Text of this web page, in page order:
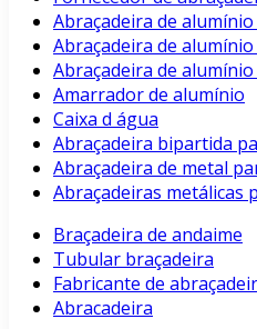
Abraçadeira de
Abraçadeira de
Abraçadeira de
Amarrador de alumínio
Caixa d água
Abraçadeira bipartida
Abraçadeira de metal
Abraçadeiras metálicas
Braçadeira de andaime
Tubular braçadeira
Fabricante de
Abracadeira